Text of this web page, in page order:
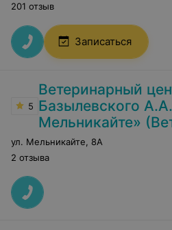
201 отзыв
Записаться
5
Ветеринарный
Базылевского
Мельникайте»
ул. Мельникайте
8А
2 отзыва